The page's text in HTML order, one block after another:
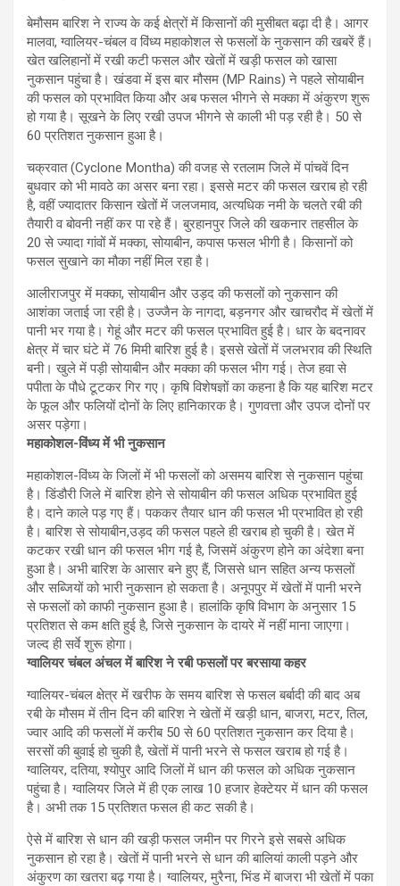
बेमौसम बारिश ने राज्य के कई क्षेत्रों में किसानों की मुसीबत बढ़ा दी है। आगर
मालवा, ग्वालियर-चंबल व विंध्य महाकोशल से फसलों के नुकसान की खबरें हैं।
खेत खलिहानों में रखी कटी फसल और खेतों में खड़ी फसल को खासा
नुकसान पहुंचा है। खंडवा में इस बार मौसम (MP Rains) ने पहले सोयाबीन
की फसल को प्रभावित किया और अब फसल भीगने से मक्का में अंकुरण शुरू
हो गया है। सूखने के लिए रखी उपज भीगने से काली भी पड़ रही है। 50 से
60 प्रतिशत नुकसान हुआ है।
चक्रवात (Cyclone Montha) की वजह से रतलाम जिले में पांचवें दिन
बुधवार को भी मावठे का असर बना रहा। इससे मटर की फसल खराब हो रही
है, वहीं ज्यादातर किसान खेतों में जलजमाव, अत्यधिक नमी के चलते रबी की
तैयारी व बोवनी नहीं कर पा रहे हैं। बुरहानपुर जिले की खकनार तहसील के
20 से ज्यादा गांवों में मक्का, सोयाबीन, कपास फसल भीगी है। किसानों को
फसल सुखाने का मौका नहीं मिल रहा है।
आलीराजपुर में मक्का, सोयाबीन और उड़द की फसलों को नुकसान की
आशंका जताई जा रही है। उज्जैन के नागदा, बड़नगर और खाचरौद में खेतों में
पानी भर गया है। गेहूं और मटर की फसल प्रभावित हुई है। धार के बदनावर
क्षेत्र में चार घंटे में 76 मिमी बारिश हुई है। इससे खेतों में जलभराव की स्थिति
बनी। खुले में पड़ी सोयाबीन और मक्का की फसल भीग गई। तेज हवा से
पपीता के पौधे टूटकर गिर गए। कृषि विशेषज्ञों का कहना है कि यह बारिश मटर
के फूल और फलियों दोनों के लिए हानिकारक है। गुणवत्ता और उपज दोनों पर
असर पड़ेगा।
महाकोशल-विंध्य में भी नुकसान
महाकोशल-विंध्य के जिलों में भी फसलों को असमय बारिश से नुकसान पहुंचा
है। डिंडौरी जिले में बारिश होने से सोयाबीन की फसल अधिक प्रभावित हुई
है। दाने काले पड़ गए हैं। पककर तैयार धान की फसल भी प्रभावित हो रही
है। बारिश से सोयाबीन,उड़द की फसल पहले ही खराब हो चुकी है। खेत में
कटकर रखी धान की फसल भीग गई है, जिसमें अंकुरण होने का अंदेशा बना
हुआ है। अभी बारिश के आसार बने हुए हैं, जिससे धान सहित अन्य फसलों
और सब्जियों को भारी नुकसान हो सकता है। अनूपपुर में खेतों में पानी भरने
से फसलों को काफी नुकसान हुआ है। हालांकि कृषि विभाग के अनुसार 15
प्रतिशत से कम क्षति हुई है, जिसे नुकसान के दायरे में नहीं माना जाएगा।
जल्द ही सर्वे शुरू होगा।
ग्वालियर चंबल अंचल में बारिश ने रबी फसलों पर बरसाया कहर
ग्वालियर-चंबल क्षेत्र में खरीफ के समय बारिश से फसल बर्बादी की बाद अब
रबी के मौसम में तीन दिन की बारिश ने खेतों में खड़ी धान, बाजरा, मटर, तिल,
ज्वार आदि की फसलों में करीब 50 से 60 प्रतिशत नुकसान कर दिया है।
सरसों की बुवाई हो चुकी है, खेतों में पानी भरने से फसल खराब हो गई है।
ग्वालियर, दतिया, श्योपुर आदि जिलों में धान की फसल को अधिक नुकसान
पहुंचा है। ग्वालियर जिले में ही एक लाख 10 हजार हेक्टेयर में धान की फसल
है। अभी तक 15 प्रतिशत फसल ही कट सकी है।
ऐसे में बारिश से धान की खड़ी फसल जमीन पर गिरने इसे सबसे अधिक
नुकसान हो रहा है। खेतों में पानी भरने से धान की बालियां काली पड़ने और
अंकुरण का खतरा बढ़ गया है। ग्वालियर, मुरैना, भिंड में बाजरा भी खेतों में पका